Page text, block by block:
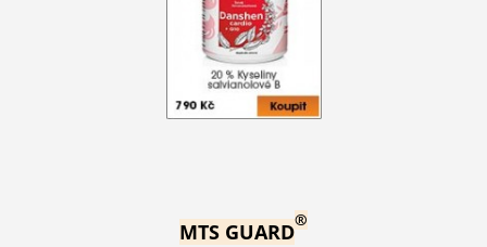
MTS GUARD®